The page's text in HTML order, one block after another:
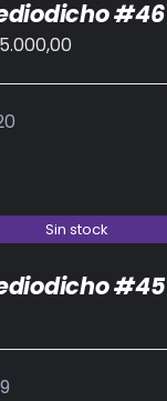
#46
Sin stock
#45